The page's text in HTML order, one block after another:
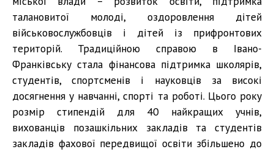
талановитої молоді, оздоровлення дітей
військовослужбовців і дітей із прифронтових
територій. Традиційною справою в Івано-
Франківську стала фінансова підтримка школярів,
студентів, спортсменів і науковців за високі
досягнення у навчанні, спорті та роботі. Цього року
розмір стипендій для 40 найкращих учнів,
вихованців позашкільних закладів та студентів
закладів фахової передвищої освіти збільшено до